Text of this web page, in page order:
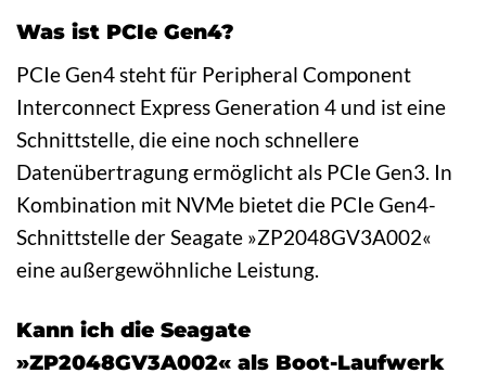
Was ist PCIe Gen4?
PCIe Gen4 steht für Peripheral Component
Interconnect Express Generation 4 und ist eine
Schnittstelle, die eine noch schnellere
Datenübertragung ermöglicht als PCIe Gen3. In
Kombination mit NVMe bietet die PCIe Gen4-
Schnittstelle der Seagate »ZP2048GV3A002«
eine außergewöhnliche Leistung.
Kann ich die Seagate
»ZP2048GV3A002« als Boot-Laufwerk